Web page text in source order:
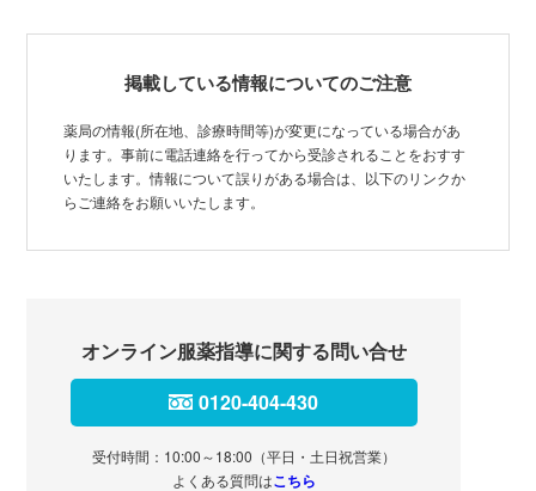
掲載している情報についてのご注意
薬局の情報(所在地、診療時間等)が変更になっている場合があ
ります。事前に電話連絡を行ってから受診されることをおすす
いたします。情報について誤りがある場合は、以下のリンクか
らご連絡をお願いいたします。
オンライン服薬指導に関する問い合せ
0120-404-430
受付時間：10:00～18:00（平日・土日祝営業）
よくある質問はこちら